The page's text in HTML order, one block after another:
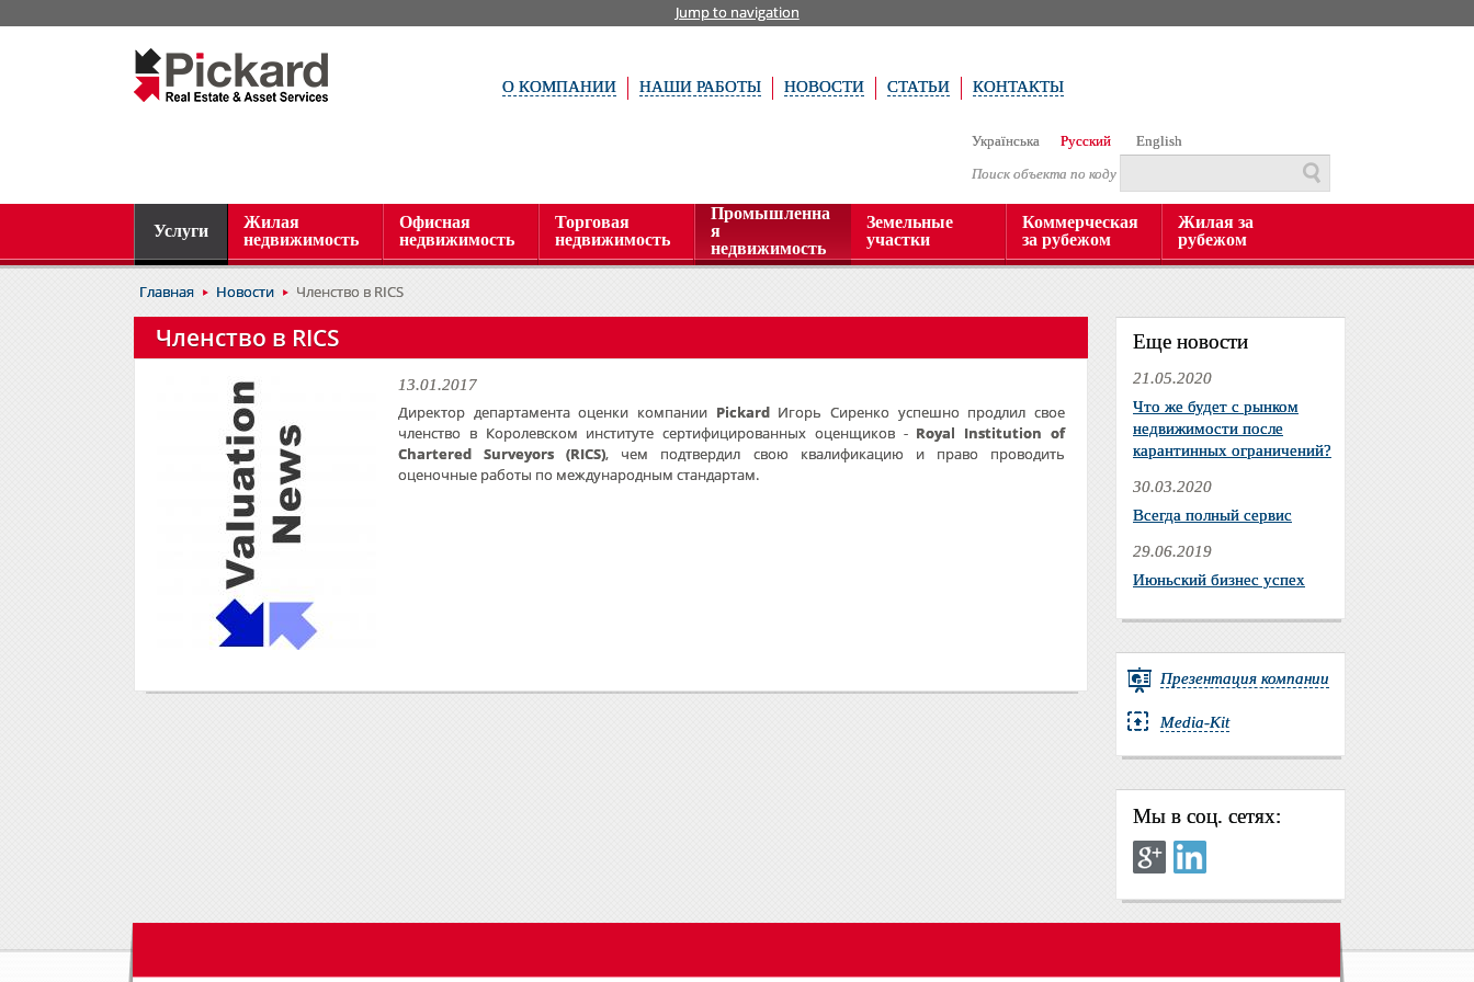
Jump to navigation
О КОМПАНИИ НАШИ РАБОТЫ НОВОСТИ СТАТЬИ КОНТАКТЫ
Українська Русский
English
Поиск объекта по коду
Услуги
Жилая
недвижимость
Офисная
недвижимость
Торговая
недвижимость
Промышленна
я
недвижимость
Земельные
участки
Коммерческая
за рубежом
Жилая за
рубежом
Главная Новости Членство в RICS
Членство в RICS
13.01.2017
Директор департамента оценки компании Pickard Игорь Сиренко успешно продлил свое
членство в Королевском институте сертифицированных оценщиков - Royal Institution of
Chartered Surveyors (RICS), чем подтвердил свою квалификацию и право проводить
оценочные работы по международным стандартам.
Еще новости
21.05.2020
Что же будет с рынком
недвижимости после
карантинных ограничений?
30.03.2020
Всегда полный сервис
29.06.2019
Июньский бизнес успех
Презентация компании
Media-Kit
Мы в соц. сетях: